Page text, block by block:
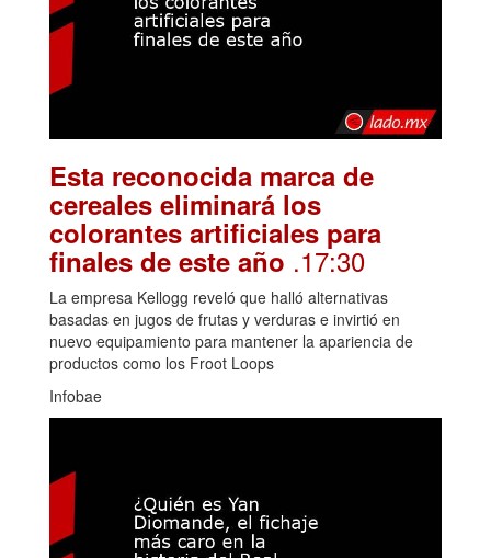
Esta reconocida marca de
cereales eliminará los
colorantes artificiales para
finales de este año .17:30
La empresa Kellogg reveló que halló alternativas
basadas en jugos de frutas y verduras e invirtió en
nuevo equipamiento para mantener la apariencia de
productos como los Froot Loops
Infobae